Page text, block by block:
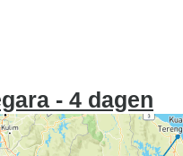
- 4 dagen